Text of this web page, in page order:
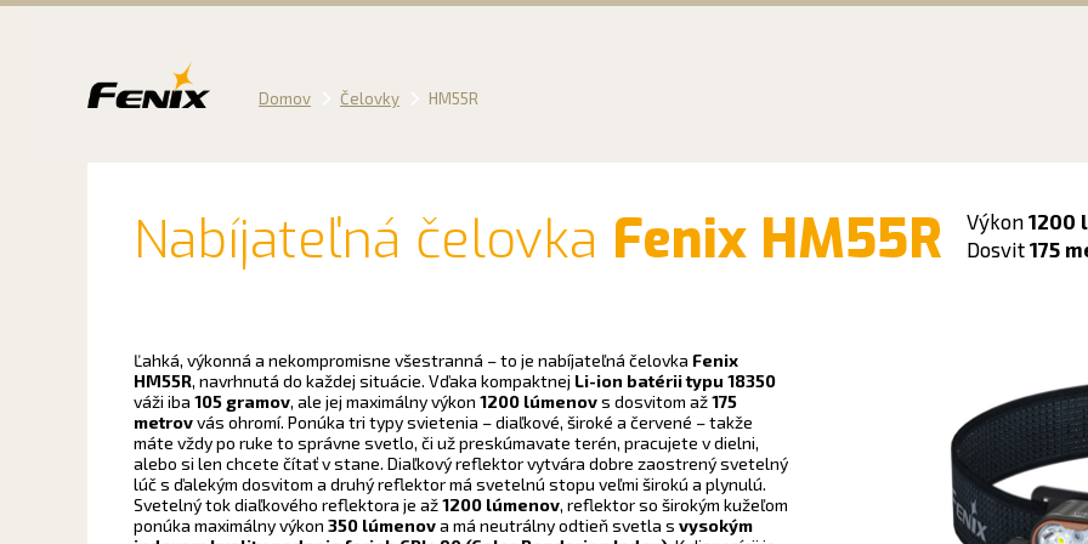
Domov Čelovky HM55R
Nabíjateľná čelovka Fenix HM55R Výkon 1200
Dosvit 175
Ľahká, výkonná a nekompromisne všestranná – to je nabíjateľná čelovka Fenix
HM55R, navrhnutá do každej situácie. Vďaka kompaktnej Li-ion batérii typu 18350
váži iba105 gramov, ale jej maximálny výkon1200 lúmenovs dosvitom až175
metrovvás ohromí. Ponúka tri typy svietenia – diaľkové, široké a červené – takže
máte vždy po ruke to správne svetlo, či už preskúmavate terén, pracujete v dielni,
alebo si len chcete čítať v stane. Diaľkový reflektor vytvára dobre zaostrený svetelný
lúč s ďalekým dosvitom a druhý reflektor má svetelnú stopu veľmi širokú a plynulú.
Svetelný tok diaľkového reflektora je až1200 lúmenov, reflektor so širokým kužeľom
ponúka maximálny výkon350 lúmenova má neutrálny odtieň svetla svysokým